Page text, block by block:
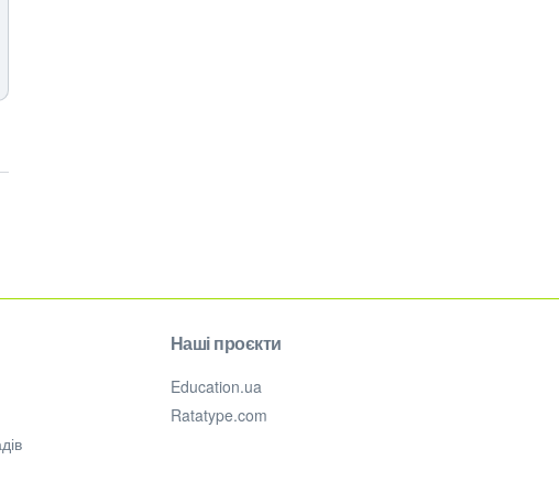
Наші проєкти
Education.ua
Ratatype.com